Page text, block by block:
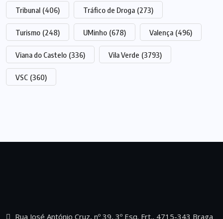
Tribunal (406) Tráfico de Droga (273)
Turismo (248) UMinho (678) Valença (496)
Viana do Castelo (336) Vila Verde (3793)
VSC (360)
Rua José António Cruz, nº 39, 3º Esq. Frt., 4715-343 Braga